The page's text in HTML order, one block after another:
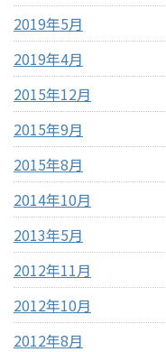
2019年5月
2019年4月
2015年12月
2015年9月
2015年8月
2014年10月
2013年5月
2012年11月
2012年10月
2012年8月